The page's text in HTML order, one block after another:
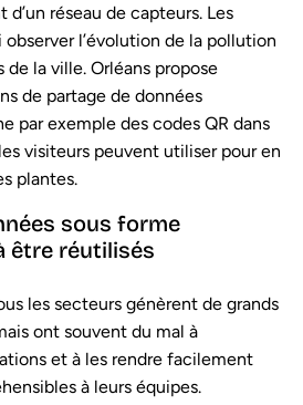
réseau de capteurs. Les
l’évolution de la pollution
la ville. Orléans propose
de partage de données
par exemple des codes QR dans
visiteurs peuvent utiliser pour en
plantes.
sous forme
être réutilisés
les secteurs génèrent de grands
ont souvent du mal à
et à les rendre facilement
à leurs équipes.